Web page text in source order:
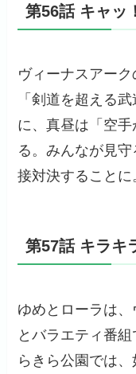
第56話 キャッ
ヴィーナスアーク
「剣道を超える
に、真昼は「空手
る。みんなが見
接対決することに
第57話 キラキ
ゆめとローラは
とバラエティ番
らきら公園では